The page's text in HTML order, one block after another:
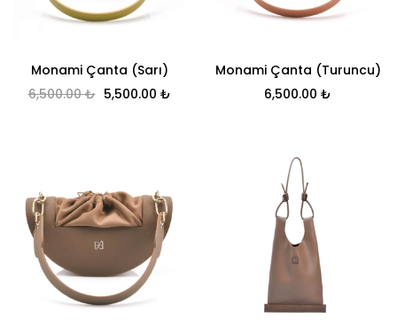
Monami Çanta (Sarı)
6,500.00₺ Orijinal fiyat: 6,500.00 ₺.
5,500.00 ₺Şu andaki fiyat: 5,500.00 ₺.
Monami Çanta (Turuncu)
6,500.00 ₺